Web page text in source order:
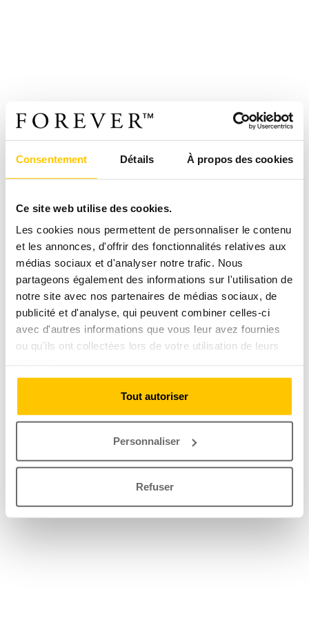
Consentement Détails À propos des cookies
Ce site web utilise des cookies.
Les cookies nous permettent de personnaliser le contenu
et les annonces, d'offrir des fonctionnalités relatives aux
médias sociaux et d'analyser notre trafic. Nous
partageons également des informations sur l'utilisation de
notre site avec nos partenaires de médias sociaux, de
publicité et d'analyse, qui peuvent combiner celles-ci
avec d'autres informations que vous leur avez fournies
ou qu'ils ont collectées lors de votre utilisation de leurs
Tout autoriser
Personnaliser
Refuser